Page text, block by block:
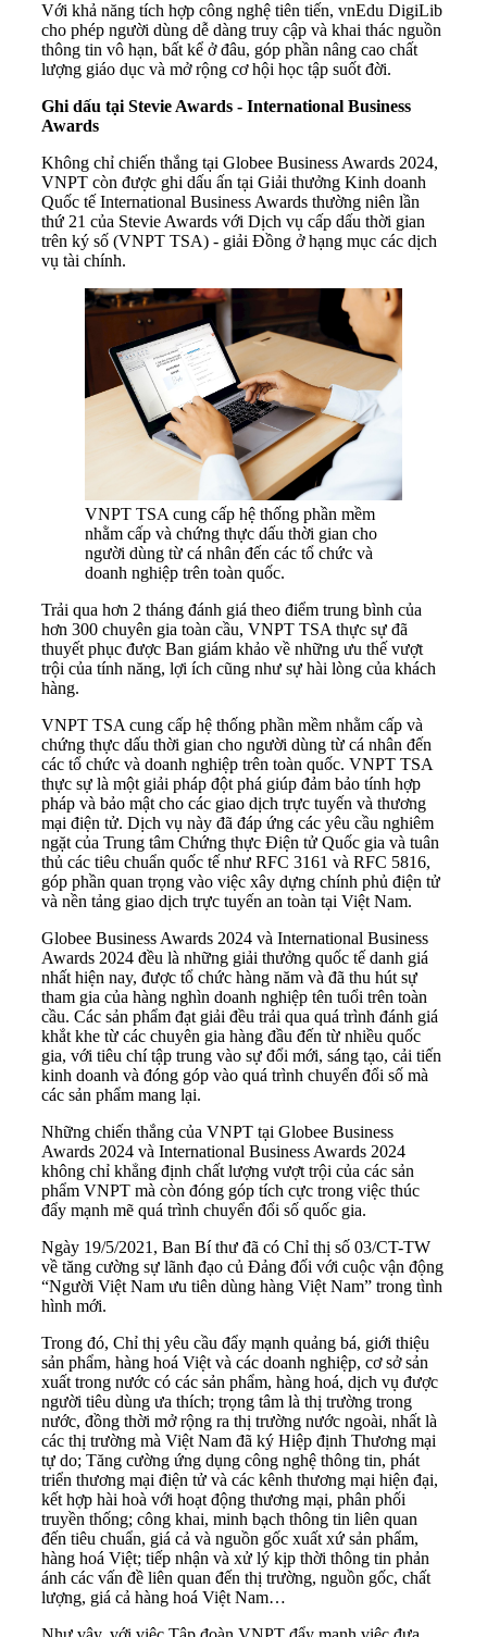
Với khả năng tích hợp công nghệ tiên tiến, vnEdu DigiLib
cho phép người dùng dễ dàng truy cập và khai thác nguồn
thông tin vô hạn, bất kể ở đâu, góp phần nâng cao chất
lượng giáo dục và mở rộng cơ hội học tập suốt đời.
Ghi dấu tại Stevie Awards - International Business
Awards
Không chỉ chiến thắng tại Globee Business Awards 2024,
VNPT còn được ghi dấu ấn tại Giải thưởng Kinh doanh
Quốc tế International Business Awards thường niên lần
thứ 21 của Stevie Awards với Dịch vụ cấp dấu thời gian
trên ký số (VNPT TSA) - giải Đồng ở hạng mục các dịch
vụ tài chính.
VNPT TSA cung cấp hệ thống phần mềm
nhằm cấp và chứng thực dấu thời gian cho
người dùng từ cá nhân đến các tổ chức và
doanh nghiệp trên toàn quốc.
Trải qua hơn 2 tháng đánh giá theo điểm trung bình của
hơn 300 chuyên gia toàn cầu, VNPT TSA thực sự đã
thuyết phục được Ban giám khảo về những ưu thế vượt
trội của tính năng, lợi ích cũng như sự hài lòng của khách
hàng.
VNPT TSA cung cấp hệ thống phần mềm nhằm cấp và
chứng thực dấu thời gian cho người dùng từ cá nhân đến
các tổ chức và doanh nghiệp trên toàn quốc. VNPT TSA
thực sự là một giải pháp đột phá giúp đảm bảo tính hợp
pháp và bảo mật cho các giao dịch trực tuyến và thương
mại điện tử. Dịch vụ này đã đáp ứng các yêu cầu nghiêm
ngặt của Trung tâm Chứng thực Điện tử Quốc gia và tuân
thủ các tiêu chuẩn quốc tế như RFC 3161 và RFC 5816,
góp phần quan trọng vào việc xây dựng chính phủ điện tử
và nền tảng giao dịch trực tuyến an toàn tại Việt Nam.
Globee Business Awards 2024 và International Business
Awards 2024 đều là những giải thưởng quốc tế danh giá
nhất hiện nay, được tổ chức hàng năm và đã thu hút sự
tham gia của hàng nghìn doanh nghiệp tên tuổi trên toàn
cầu. Các sản phẩm đạt giải đều trải qua quá trình đánh giá
khắt khe từ các chuyên gia hàng đầu đến từ nhiều quốc
gia, với tiêu chí tập trung vào sự đổi mới, sáng tạo, cải tiến
kinh doanh và đóng góp vào quá trình chuyển đổi số mà
các sản phẩm mang lại.
Những chiến thắng của VNPT tại Globee Business
Awards 2024 và International Business Awards 2024
không chỉ khẳng định chất lượng vượt trội của các sản
phẩm VNPT mà còn đóng góp tích cực trong việc thúc
đẩy mạnh mẽ quá trình chuyển đổi số quốc gia.
Ngày 19/5/2021, Ban Bí thư đã có Chỉ thị số 03/CT-TW
về tăng cường sự lãnh đạo củ Đảng đối với cuộc vận động
“Người Việt Nam ưu tiên dùng hàng Việt Nam” trong tình
hình mới.
Trong đó, Chỉ thị yêu cầu đẩy mạnh quảng bá, giới thiệu
sản phẩm, hàng hoá Việt và các doanh nghiệp, cơ sở sản
xuất trong nước có các sản phẩm, hàng hoá, dịch vụ được
người tiêu dùng ưa thích; trọng tâm là thị trường trong
nước, đồng thời mở rộng ra thị trường nước ngoài, nhất là
các thị trường mà Việt Nam đã ký Hiệp định Thương mại
tự do; Tăng cường ứng dụng công nghệ thông tin, phát
triển thương mại điện tử và các kênh thương mại hiện đại,
kết hợp hài hoà với hoạt động thương mại, phân phối
truyền thống; công khai, minh bạch thông tin liên quan
đến tiêu chuẩn, giá cả và nguồn gốc xuất xứ sản phẩm,
hàng hoá Việt; tiếp nhận và xử lý kịp thời thông tin phản
ánh các vấn đề liên quan đến thị trường, nguồn gốc, chất
lượng, giá cả hàng hoá Việt Nam…